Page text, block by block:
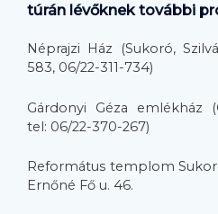
túrán lévőknek további
Néprajzi Ház (Sukoró,
583, 06/22-311-734)
Gárdonyi Géza emlékház
tel: 06/22-370-267)
Református templom
Ernőné Fő u. 46.